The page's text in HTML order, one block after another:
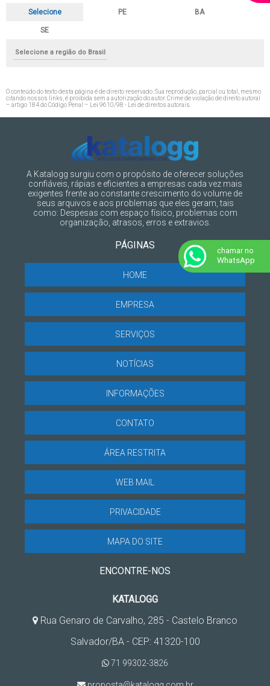
Selecione PE BA
SE
Selecione a região do Brasil
O conteúdo do texto desta página é de direito reservado. Sua reprodução, parcial ou total, mesmo
citando nossos links, é proibida sem a autorização do autor. Crime de violação de direito autoral
– artigo 184 do Código Penal –
Lei 9610/98 - Lei de direitos autorais
A Katalogg surgiu com o propósito de oferecer soluções
confiáveis, rápias e eficientes a empresas cada vez mais
exigentes frente ao constante crescimento do volume de
seus arquivos e aos problemas que eles geram, tais
como: Despesas com espaço físico, problemas com
organização, atrasos, erros e extravios.
PÁGINAS
HOME
EMPRESA
SERVIÇOS
NOTÍCIAS
INFORMAÇÕES
CONTATO
ÁREA RESTRITA
WEB MAIL
PRIVACIDADE
MAPA DO SITE
ENCONTRE-NOS
KATALOGG
Rua Genaro de Carvalho, 285 - Castelo Branco
Salvador/BA - CEP: 41320-100
71 99302-3826
chamar no
WhatsApp